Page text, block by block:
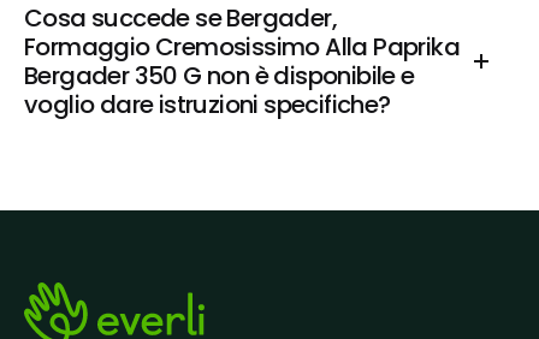
Cosa succede se Bergader,
Formaggio Cremosissimo Alla Paprika
Bergader 350 G non è disponibile e
voglio dare istruzioni specifiche?